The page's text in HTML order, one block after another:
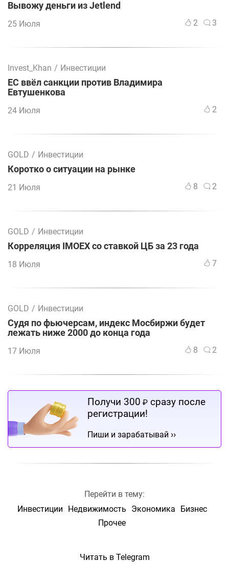
Вывожу деньги из Jetlend
25 Июля 2 3
Invest_Khan / Инвестиции
ЕС ввёл санкции против Владимира
Евтушенкова
24 Июля 2
GOLD / Инвестиции
Коротко о ситуации на рынке
21 Июля 8 2
GOLD / Инвестиции
Корреляция IMOEX со ставкой ЦБ за 23 года
18 Июля 7
GOLD / Инвестиции
Судя по фьючерсам, индекс Мосбиржи будет
лежать ниже 2000 до конца года
17 Июля 8 2
Получи 300 ₽ сразу после
регистрации!
Пиши и зарабатывай ››
Перейти в тему:
Инвестиции
Недвижимость Экономика
Бизнес
Прочее
Читать в Telegram